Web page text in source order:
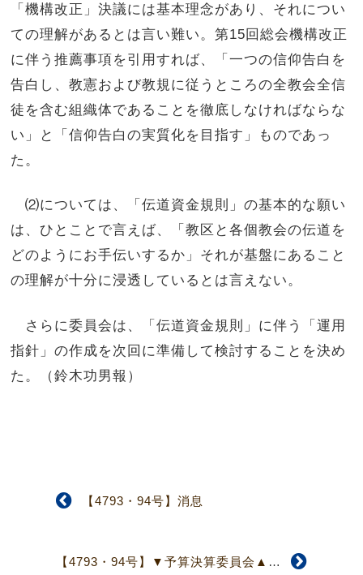
「機構改正」決議には基本理念があり、それについ
ての理解があるとは言い難い。第15回総会機構改正
に伴う推薦事項を引用すれば、「一つの信仰告白を
告白し、教憲および教規に従うところの全教会全信
徒を含む組織体であることを徹底しなければならな
い」と「信仰告白の実質化を目指す」ものであっ
た。
⑵については、「伝道資金規則」の基本的な願い
は、ひとことで言えば、「教区と各個教会の伝道を
どのようにお手伝いするか」それが基盤にあること
の理解が十分に浸透しているとは言えない。
さらに委員会は、「伝道資金規則」に伴う「運用
指針」の作成を次回に準備して検討することを決め
た。（鈴木功男報）
【4793・94号】消息
【4793・94号】▼予算決算委員会▲教団総会予算縮小について議論